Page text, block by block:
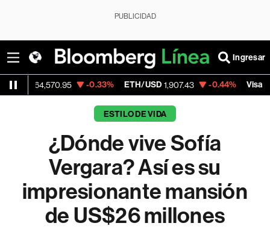
PUBLICIDAD
Ingresar
-0.33% ETH/USD 1,907.43 -0.44% Visa 368.54
ESTILO DE VIDA
¿Dónde vive Sofía
Vergara? Así es su
impresionante mansión
de US$26 millones